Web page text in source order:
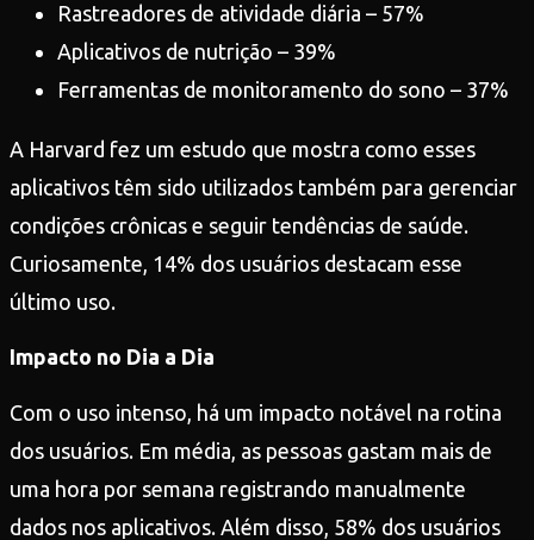
Rastreadores de atividade diária – 57%
Aplicativos de nutrição – 39%
Ferramentas de monitoramento do sono – 37%
A Harvard fez um estudo que mostra como esses
aplicativos têm sido utilizados também para gerenciar
condições crônicas e seguir tendências de saúde.
Curiosamente, 14% dos usuários destacam esse
último uso.
Impacto no Dia a Dia
Com o uso intenso, há um impacto notável na rotina
dos usuários. Em média, as pessoas gastam mais de
uma hora por semana registrando manualmente
dados nos aplicativos. Além disso, 58% dos usuários